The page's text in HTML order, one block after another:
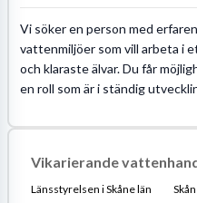
Vi söker en person med
vattenmiljöer som vill arbeta i
och klaraste älvar. Du får
en roll som är i ständig
Vikarierande
Länsstyrelsen i Skåne län